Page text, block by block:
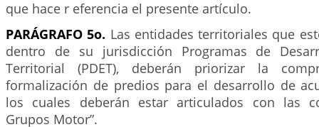
que hace r eferencia el presente artículo.
PARÁGRAFO 5o. Las entidades territoriales que
dentro de su jurisdicción Programas de
Territorial (PDET), deberán priorizar la
formalización de predios para el desarrollo de
los cuales deberán estar articulados con las
Grupos Motor”.